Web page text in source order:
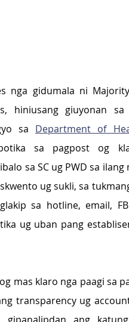
nga gidumala ni
hiniusang giuyonan
sa Department of
sa pagpost og
sa SC ug PWD sa
ug sukli, sa
sa hotline, email,
ug uban pang
mas klaro nga paagi sa
transparency ug